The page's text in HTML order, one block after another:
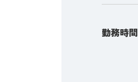
勤務時間